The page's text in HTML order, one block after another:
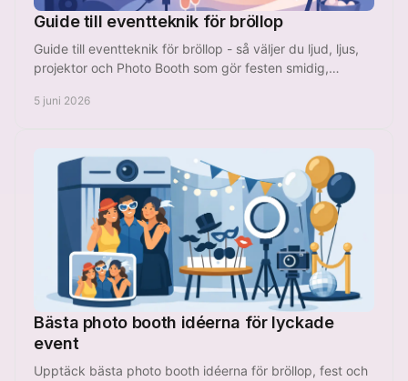
Guide till eventteknik för bröllop
Guide till eventteknik för bröllop - så väljer du ljud, ljus,
projektor och Photo Booth som gör festen smidig,
5 juni 2026
Bästa photo booth idéerna för lyckade
event
Upptäck bästa photo booth idéerna för bröllop, fest och